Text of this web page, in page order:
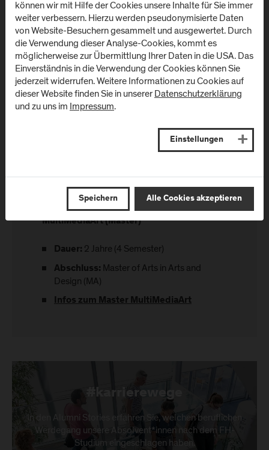
MultiMediaArt (Master)
Dauer: 2 Jahre (4 Semester)
Abschluss: Master of Arts in Arts and
Design (MA)
Infos zum Master MultiMediaArt
#karrierewege
In den Alumni Stories erfahren Sie, welchen beruflichen
Werdegang unsere Absolvent*innen nach dem FH-
Studium eingeschlagen haben.
können wir mit Hilfe der Cookies unsere Inhalte für Sie immer
weiter verbessern. Hierzu werden pseudonymisierte Daten
von Website-Besuchern gesammelt und ausgewertet. Durch
die Verwendung dieser Analyse-Cookies, kommt es
möglicherweise zur Übermittlung Ihrer Daten in die USA. Das
Einverständnis in die Verwendung der Cookies können Sie
jederzeit widerrufen. Weitere Informationen zu Cookies auf
dieser Website finden Sie in unsererDatenschutzerklärung
und zu uns im Impressum.
Einstellungen
Speichern Alle Cookies akzeptieren